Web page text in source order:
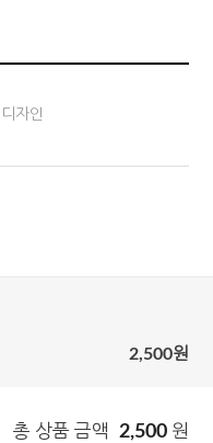
자인
2,500원
총 상품 금액 2,500 원